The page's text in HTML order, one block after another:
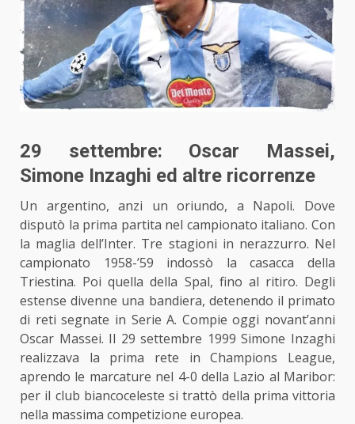
29 settembre: Oscar Massei,
Simone Inzaghi ed altre ricorrenze
Un argentino, anzi un oriundo, a Napoli. Dove
disputò la prima partita nel campionato italiano. Con
la maglia dell’Inter. Tre stagioni in nerazzurro. Nel
campionato 1958-’59 indossò la casacca della
Triestina. Poi quella della Spal, fino al ritiro. Degli
estense divenne una bandiera, detenendo il primato
di reti segnate in Serie A. Compie oggi novant’anni
Oscar Massei. Il 29 settembre 1999 Simone Inzaghi
realizzava la prima rete in Champions League,
aprendo le marcature nel 4-0 della Lazio al Maribor:
per il club biancoceleste si trattò della prima vittoria
nella massima competizione europea.